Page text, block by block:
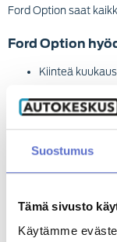
Suostumus
Tämä sivusto
Käytämme
Ford Option saat
Ford Option
Kiinteä
sopimuksen
Voit hankkia
Miten Ford
Maksat kiinteätä